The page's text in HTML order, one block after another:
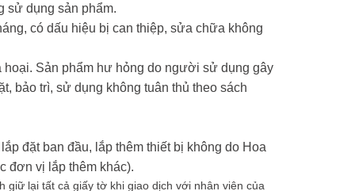
sử dụng sản phẩm.
có dấu hiệu bị can thiệp, sửa chữa không
hoại. Sản phẩm hư hỏng do người sử dụng gây
bảo trì, sử dụng không tuân thủ theo sách
đặt ban đầu, lắp thêm thiết bị không do Hoa
đơn vị lắp thêm khác).
lại tất cả giấy tờ khi giao dịch với nhân viên của